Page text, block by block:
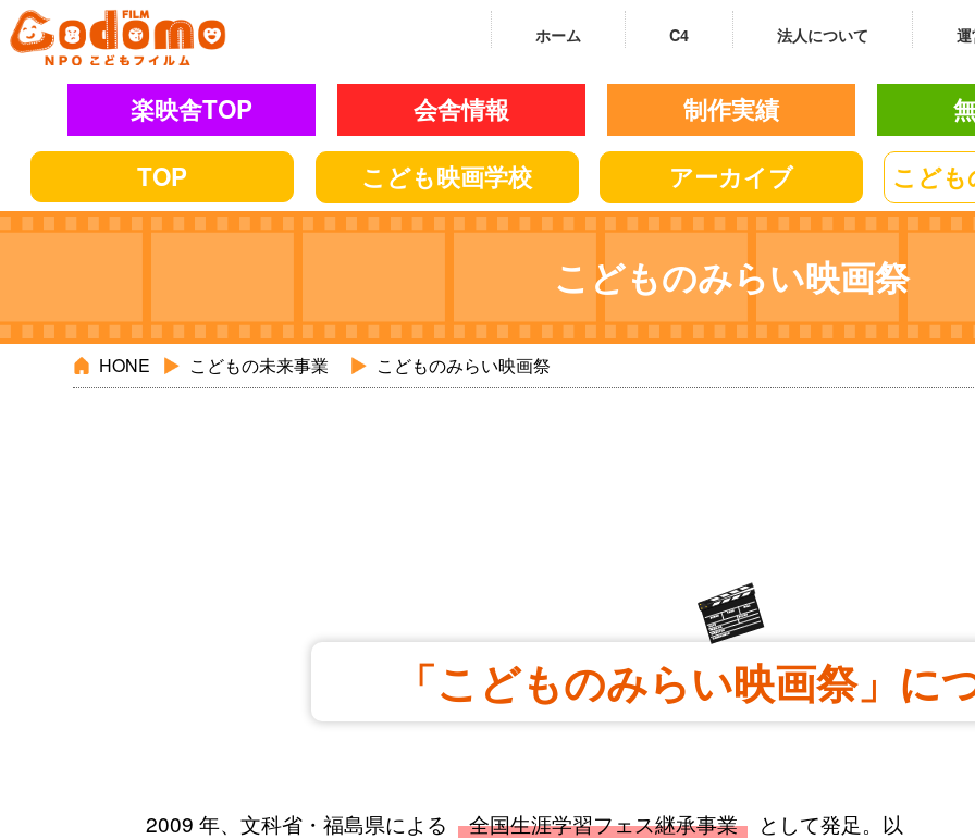
ホーム C4 法人について
楽映舎TOP 会舎情報 制作実績
TOP
こども映画学校 アーカイブ こども
こどものみらい映画祭
HONE こどもの未来事業 こどものみらい映画祭
「こどものみらい映画祭」に
2009 年、文科省・福島県による 全国生涯学習フェス継承事業
として発足。以